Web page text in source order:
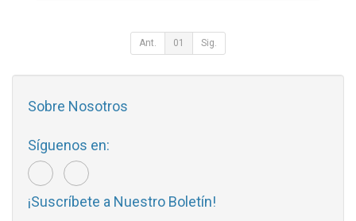
Ant. 01 Sig.
Sobre Nosotros
Síguenos en:
¡Suscríbete a Nuestro Boletín!